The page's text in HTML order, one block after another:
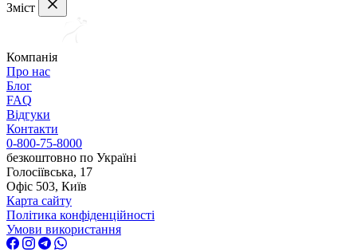
Зміст
Компанія
Про нас
Блог
FAQ
Відгуки
Контакти
0-800-75-8000
безкоштовно по Україні
Голосіївська, 17
Офіс 503, Київ
Карта сайту
Політика конфіденційності
Умови використання